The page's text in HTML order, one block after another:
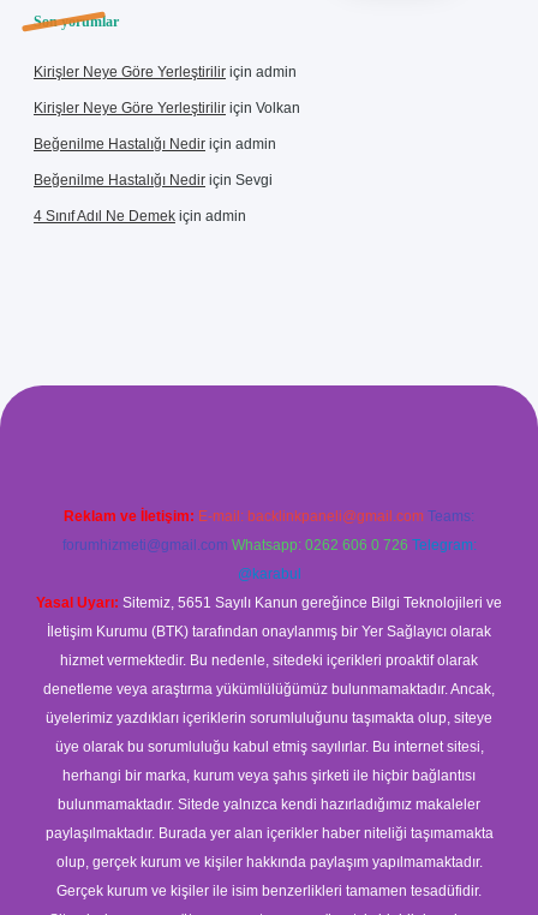
Son yorumlar
Kirişler Neye Göre Yerleştirilir için admin
Kirişler Neye Göre Yerleştirilir için Volkan
Beğenilme Hastalığı Nedir için admin
Beğenilme Hastalığı Nedir için Sevgi
4 Sınıf Adıl Ne Demek için admin
giriş
Reklam ve İletişim: E-mail: backlinkpaneli@gmail.com Teams:
forumhizmeti@gmail.com Whatsapp: 0262 606 0 726 Telegram:
@karabul
Yasal Uyarı: Sitemiz, 5651 Sayılı Kanun gereğince Bilgi Teknolojileri ve
İletişim Kurumu (BTK) tarafından onaylanmış bir Yer Sağlayıcı olarak
hizmet vermektedir. Bu nedenle, sitedeki içerikleri proaktif olarak
denetleme veya araştırma yükümlülüğümüz bulunmamaktadır. Ancak,
üyelerimiz yazdıkları içeriklerin sorumluluğunu taşımakta olup, siteye
üye olarak bu sorumluluğu kabul etmiş sayılırlar. Bu internet sitesi,
herhangi bir marka, kurum veya şahıs şirketi ile hiçbir bağlantısı
bulunmamaktadır. Sitede yalnızca kendi hazırladığımız makaleler
paylaşılmaktadır. Burada yer alan içerikler haber niteliği taşımamakta
olup, gerçek kurum ve kişiler hakkında paylaşım yapılmamaktadır.
Gerçek kurum ve kişiler ile isim benzerlikleri tamamen tesadüfidir.